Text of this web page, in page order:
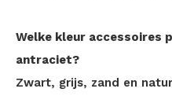
Welke kleur accessoires
antraciet?
Zwart, grijs, zand en